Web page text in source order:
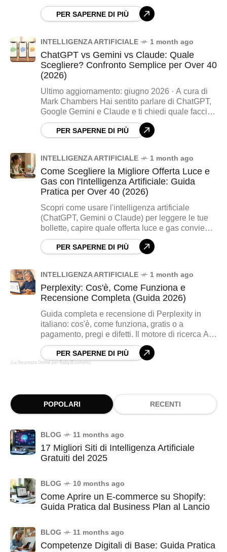
mosse semplici, spiegate passo passo per gli
over 50.PER SAPERNE DI PIÙ
INTELLIGENZA ARTIFICIALE 1 month ago
ChatGPT vs Gemini vs Claude: Quale
Scegliere? Confronto Semplice per Over 40
(2026)
Ultimo aggiornamento: giugno 2026 · A cura di
Mark Chambers Hai sentito parlare di ChatGPT,
Google Gemini e Claude e ti chiedi quale faccia
al caso tuo? Tranquillo, è la
PER SAPERNE DI PIÙ
INTELLIGENZA ARTIFICIALE 1 month ago
Come Scegliere la Migliore Offerta Luce e
Gas con l'Intelligenza Artificiale: Guida
Pratica per Over 40 (2026)
Scopri come usare l'intelligenza artificiale
(ChatGPT, Gemini o Claude) per leggere le tue
bollette, capire quale offerta luce e gas conviene
davvero e smascherare le promesse del call
center. Guida pratica e in parole semplici per
PER SAPERNE DI PIÙ
INTELLIGENZA ARTIFICIALE 1 month ago
Perplexity: Cos'è, Come Funziona e
Recensione Completa (Guida 2026)
Guida completa e recensione di Perplexity in
italiano: cos'è, come funziona, gratis o a
pagamento, pregi e difetti. Il motore di ricerca AI
che cita le fonti, spiegato semplice per gli over
40.
PER SAPERNE DI PIÙ
(La Sicurezza Online per Baby Boomers)
POPOLARI RECENTI
BLOG 11 months ago
17 Migliori Siti di Intelligenza Artificiale
Gratuiti del 2025
BLOG 10 months ago
Come Aprire un E-commerce su Shopify:
Guida Pratica dal Business Plan al Lancio
BLOG 11 months ago
Competenze Digitali di Base: Guida Pratica